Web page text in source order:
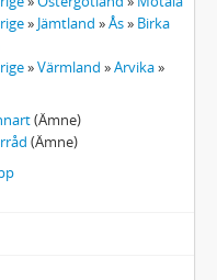
» Jämtland »Ås» Birka
»Värmland »Arvika»
(Ämne)
(Ämne)